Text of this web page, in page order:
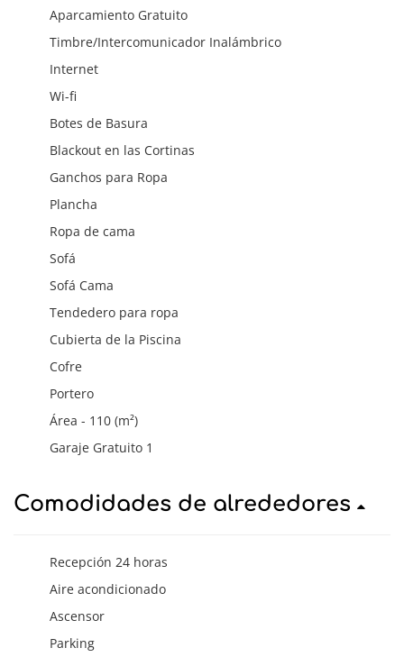
Aparcamiento Gratuito
Timbre/Intercomunicador Inalámbrico
Internet
Wi-fi
Botes de Basura
Blackout en las Cortinas
Ganchos para Ropa
Plancha
Ropa de cama
Sofá
Sofá Cama
Tendedero para ropa
Cubierta de la Piscina
Cofre
Portero
Área - 110 (m²)
Garaje Gratuito 1
Comodidades de alrededores
Recepción 24 horas
Aire acondicionado
Ascensor
Parking